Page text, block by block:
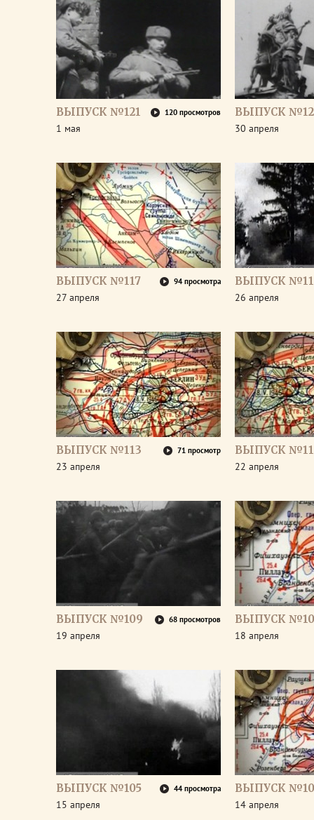
ВЫПУСК №121 120 просмотров
1 мая
ВЫПУСК
30 апреля
ВЫПУСК №117 94 просмотра
27 апреля
ВЫПУСК
26 апреля
ВЫПУСК №113 71 просмотр
23 апреля
ВЫПУСК
22 апреля
ВЫПУСК №109 68 просмотров
19 апреля
ВЫПУСК
18 апреля
ВЫПУСК №105 44 просмотра
15 апреля
ВЫПУСК
14 апреля